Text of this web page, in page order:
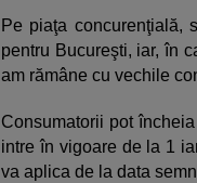
Pe piaţa concurenţială,
pentru Bucureşti, iar, în
am rămâne cu vechile
Consumatorii pot
intre în vigoare de la 1
va aplica de la data